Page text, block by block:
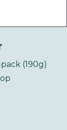
(190g)